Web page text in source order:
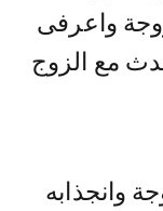
واعرفى
مع الزوج
وانجذابه